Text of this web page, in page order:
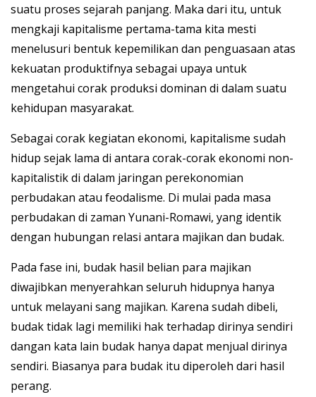
suatu proses sejarah panjang. Maka dari itu, untuk
mengkaji kapitalisme pertama-tama kita mesti
menelusuri bentuk kepemilikan dan penguasaan atas
kekuatan produktifnya sebagai upaya untuk
mengetahui corak produksi dominan di dalam suatu
kehidupan masyarakat.
Sebagai corak kegiatan ekonomi, kapitalisme sudah
hidup sejak lama di antara corak-corak ekonomi non-
kapitalistik di dalam jaringan perekonomian
perbudakan atau feodalisme. Di mulai pada masa
perbudakan di zaman Yunani-Romawi, yang identik
dengan hubungan relasi antara majikan dan budak.
Pada fase ini, budak hasil belian para majikan
diwajibkan menyerahkan seluruh hidupnya hanya
untuk melayani sang majikan. Karena sudah dibeli,
budak tidak lagi memiliki hak terhadap dirinya sendiri
dangan kata lain budak hanya dapat menjual dirinya
sendiri. Biasanya para budak itu diperoleh dari hasil
perang.